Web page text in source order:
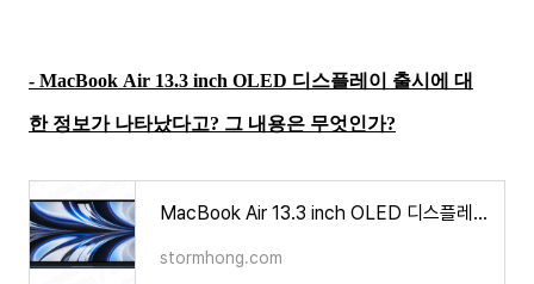
- MacBook Air 13.3 inch OLED 디스플레이 출시에 대
한 정보가 나타났다고? 그 내용은 무엇인가?
MacBook Air 13.3 inch OLED 디스플레이 출시에 대한 정보가 나타났다고? 그 내용은 무엇인가?
stormhong.com